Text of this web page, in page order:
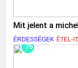
Mit jelent a
ÉRDESSÉGEK ÉTEL-
76